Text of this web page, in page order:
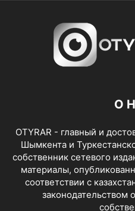
О
OTYRAR - главный и
Шымкента и
собственник сетевого
материалы,
соответствии с
законодательством